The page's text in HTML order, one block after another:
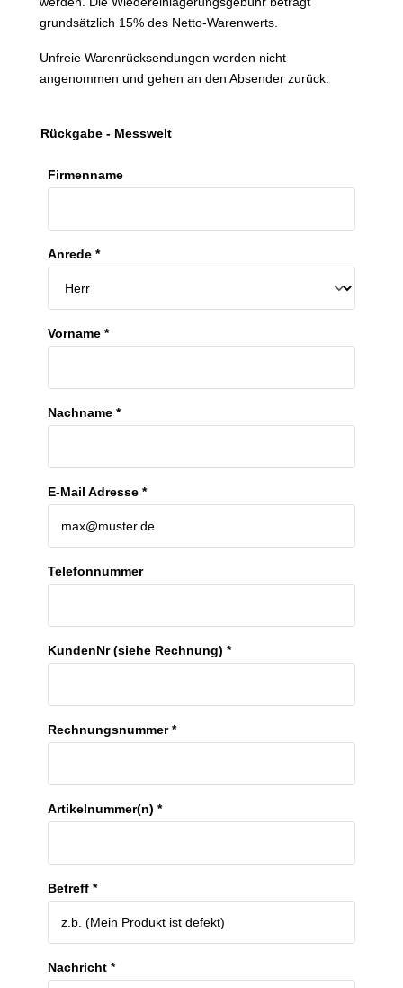
grundsätzlich 15% des Netto-Warenwerts.
Unfreie Warenrücksendungen werden nicht
angenommen und gehen an den Absender zurück.
Rückgabe - Messwelt
Firmenname
Anrede *
Vorname *
Nachname *
E-Mail Adresse *
Telefonnummer
KundenNr (siehe Rechnung) *
Rechnungsnummer *
Artikelnummer(n) *
Betreff *
Nachricht *